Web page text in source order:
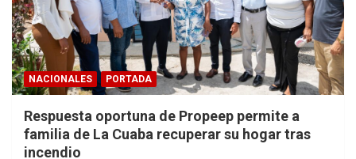
NACIONALES PORTADA
Respuesta oportuna de Propeep permite a
familia de La Cuaba recuperar su hogar tras
incendio